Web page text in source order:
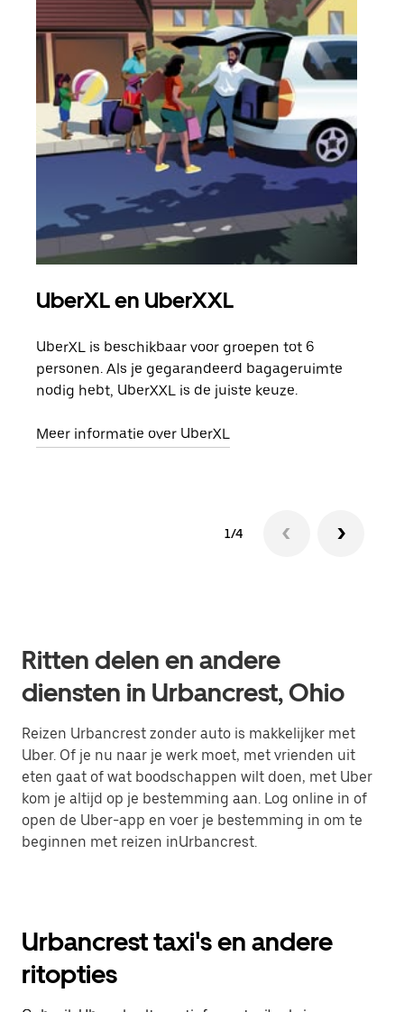
UberXL en UberXXL
UberXL is beschikbaar voor groepen tot 6
personen. Als je gegarandeerd bagageruimte
nodig hebt, UberXXL is de juiste keuze.
Meer informatie over UberXL
1/4
Ritten delen en andere
diensten in Urbancrest, Ohio
Reizen Urbancrest zonder auto is makkelijker met
Uber. Of je nu naar je werk moet, met vrienden uit
eten gaat of wat boodschappen wilt doen, met Uber
kom je altijd op je bestemming aan. Log online in of
open de Uber-app en voer je bestemming in om te
beginnen met reizen inUrbancrest.
Urbancrest taxi's en andere
ritopties